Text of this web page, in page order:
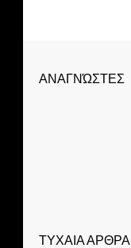
ΑΝΑΓΝΏΣΤΕΣ
ΤΥΧΑΙΑ ΑΡΘΡΑ